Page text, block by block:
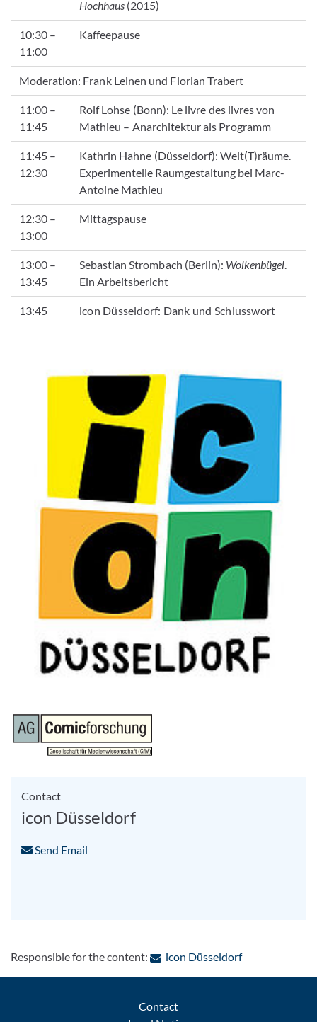
Hochhaus (2015)
10:30 –
11:00
Kaffeepause
Moderation: Frank Leinen und Florian Trabert
11:00 –
11:45
Rolf Lohse (Bonn): Le livre des livres von
Mathieu – Anarchitektur als Programm
11:45 –
12:30
Kathrin Hahne (Düsseldorf): Welt(T)räume.
Experimentelle Raumgestaltung bei Marc-
Antoine Mathieu
12:30 –
13:00
Mittagspause
13:00 –
13:45
Sebastian Strombach (Berlin): Wolkenbügel.
Ein Arbeitsbericht
13:45 icon Düsseldorf: Dank und Schlusswort
Contact
icon Düsseldorf
Send Email
Responsible for the content: icon Düsseldorf: Contact by e-
Contact